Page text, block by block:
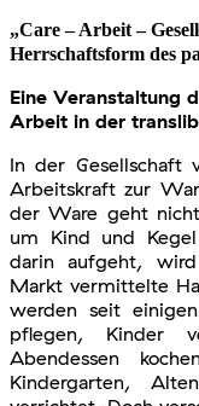
„Care – Arbeit –
Herrschaftsform des
Eine Veranstaltung
Arbeit in der
In der Gesellschaft
Arbeitskraft zur
der Ware geht
um Kind und
darin aufgeht,
Markt vermittelte
werden seit
pflegen, Kinder
Abendessen
Kindergarten,